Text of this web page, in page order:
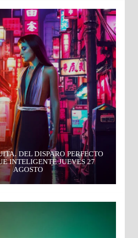
DEL DISPARO PERFECTO
INTELIGENTE JUEVES 27
AGOSTO